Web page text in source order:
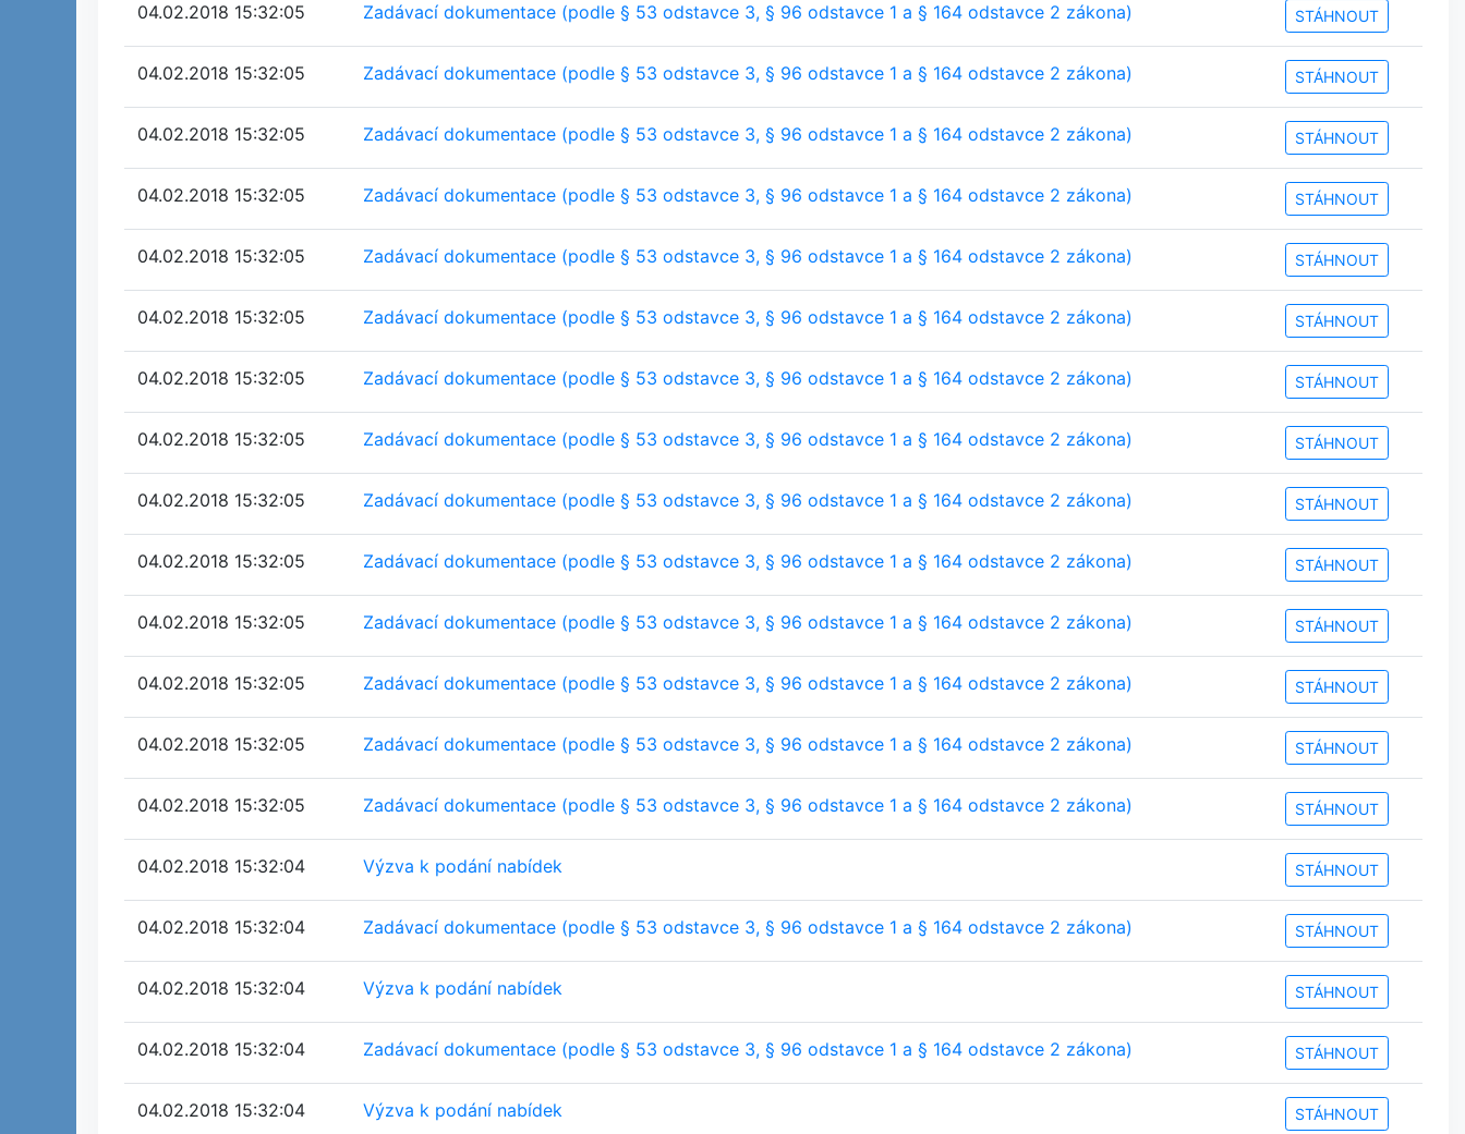
04.02.2018 15:32:05 Zadávací dokumentace (podle § 53 odstavce 3, § 96 odstavce 1 a § 164 odstavce 2 zákona) STÁHNOUT
04.02.2018 15:32:05 Zadávací dokumentace (podle § 53 odstavce 3, § 96 odstavce 1 a § 164 odstavce 2 zákona) STÁHNOUT
04.02.2018 15:32:05 Zadávací dokumentace (podle § 53 odstavce 3, § 96 odstavce 1 a § 164 odstavce 2 zákona) STÁHNOUT
04.02.2018 15:32:05 Zadávací dokumentace (podle § 53 odstavce 3, § 96 odstavce 1 a § 164 odstavce 2 zákona) STÁHNOUT
04.02.2018 15:32:05 Zadávací dokumentace (podle § 53 odstavce 3, § 96 odstavce 1 a § 164 odstavce 2 zákona) STÁHNOUT
04.02.2018 15:32:05 Zadávací dokumentace (podle § 53 odstavce 3, § 96 odstavce 1 a § 164 odstavce 2 zákona) STÁHNOUT
04.02.2018 15:32:05 Zadávací dokumentace (podle § 53 odstavce 3, § 96 odstavce 1 a § 164 odstavce 2 zákona) STÁHNOUT
04.02.2018 15:32:05 Zadávací dokumentace (podle § 53 odstavce 3, § 96 odstavce 1 a § 164 odstavce 2 zákona) STÁHNOUT
04.02.2018 15:32:05 Zadávací dokumentace (podle § 53 odstavce 3, § 96 odstavce 1 a § 164 odstavce 2 zákona) STÁHNOUT
04.02.2018 15:32:05 Zadávací dokumentace (podle § 53 odstavce 3, § 96 odstavce 1 a § 164 odstavce 2 zákona) STÁHNOUT
04.02.2018 15:32:05 Zadávací dokumentace (podle § 53 odstavce 3, § 96 odstavce 1 a § 164 odstavce 2 zákona) STÁHNOUT
04.02.2018 15:32:05 Zadávací dokumentace (podle § 53 odstavce 3, § 96 odstavce 1 a § 164 odstavce 2 zákona) STÁHNOUT
04.02.2018 15:32:05 Zadávací dokumentace (podle § 53 odstavce 3, § 96 odstavce 1 a § 164 odstavce 2 zákona) STÁHNOUT
04.02.2018 15:32:05 Zadávací dokumentace (podle § 53 odstavce 3, § 96 odstavce 1 a § 164 odstavce 2 zákona) STÁHNOUT
04.02.2018 15:32:04 Výzva k podání nabídek STÁHNOUT
04.02.2018 15:32:04 Zadávací dokumentace (podle § 53 odstavce 3, § 96 odstavce 1 a § 164 odstavce 2 zákona) STÁHNOUT
04.02.2018 15:32:04 Výzva k podání nabídek STÁHNOUT
04.02.2018 15:32:04 Zadávací dokumentace (podle § 53 odstavce 3, § 96 odstavce 1 a § 164 odstavce 2 zákona) STÁHNOUT
04.02.2018 15:32:04 Výzva k podání nabídek STÁHNOUT